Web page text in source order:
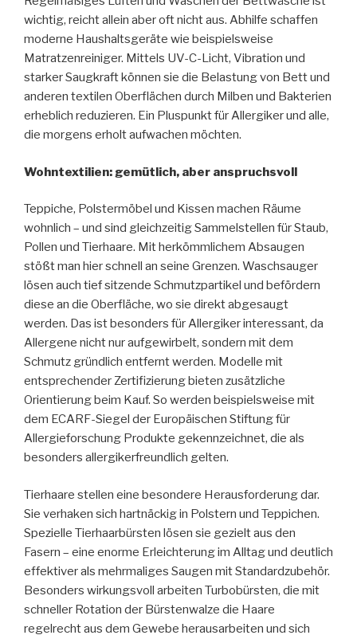
wichtig, reicht allein aber oft nicht aus. Abhilfe schaffen
moderne Haushaltsgeräte wie beispielsweise
Matratzenreiniger. Mittels UV-C-Licht, Vibration und
starker Saugkraft können sie die Belastung von Bett und
anderen textilen Oberflächen durch Milben und Bakterien
erheblich reduzieren. Ein Pluspunkt für Allergiker und alle,
die morgens erholt aufwachen möchten.
Wohntextilien: gemütlich, aber anspruchsvoll
Teppiche, Polstermöbel und Kissen machen Räume
wohnlich – und sind gleichzeitig Sammelstellen für Staub,
Pollen und Tierhaare. Mit herkömmlichem Absaugen
stößt man hier schnell an seine Grenzen. Waschsauger
lösen auch tief sitzende Schmutzpartikel und befördern
diese an die Oberfläche, wo sie direkt abgesaugt
werden. Das ist besonders für Allergiker interessant, da
Allergene nicht nur aufgewirbelt, sondern mit dem
Schmutz gründlich entfernt werden. Modelle mit
entsprechender Zertifizierung bieten zusätzliche
Orientierung beim Kauf. So werden beispielsweise mit
dem ECARF-Siegel der Europäischen Stiftung für
Allergieforschung Produkte gekennzeichnet, die als
besonders allergikerfreundlich gelten.
Tierhaare stellen eine besondere Herausforderung dar.
Sie verhaken sich hartnäckig in Polstern und Teppichen.
Spezielle Tierhaarbürsten lösen sie gezielt aus den
Fasern – eine enorme Erleichterung im Alltag und deutlich
effektiver als mehrmaliges Saugen mit Standardzubehör.
Besonders wirkungsvoll arbeiten Turbobürsten, die mit
schneller Rotation der Bürstenwalze die Haare
regelrecht aus dem Gewebe herausarbeiten und sich